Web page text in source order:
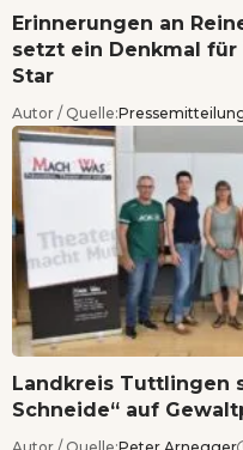
Erinnerungen an
setzt ein Denkmal
Star
Autor / Quelle:
Landkreis Tuttlingen
Schneide“ auf